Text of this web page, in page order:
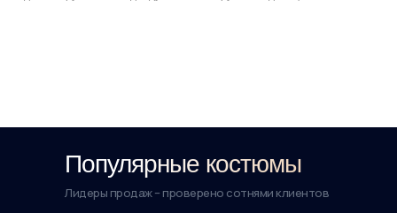
Популярные костюмы
Лидеры продаж – проверено сотнями клиентов